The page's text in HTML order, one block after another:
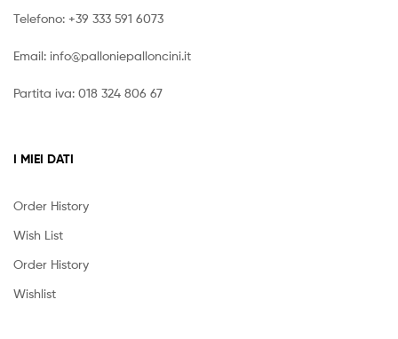
Telefono: +39 333 591 6073
Email: info@palloniepalloncini.it
Partita iva: 018 324 806 67
I MIEI DATI
Order History
Wish List
Order History
Wishlist